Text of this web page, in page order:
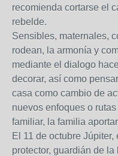
recomienda cortarse el
rebelde.
Sensibles, maternales,
rodean, la armonía y
mediante el dialogo
decorar, así como
casa como cambio de
nuevos enfoques o
familiar, la familia
El 11 de octubre
protector, guardián de